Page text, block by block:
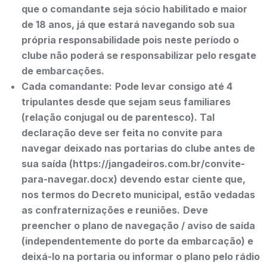
que o comandante seja sócio habilitado e maior
de 18 anos, já que estará navegando sob sua
própria responsabilidade pois neste período o
clube não poderá se responsabilizar pelo resgate
de embarcações.
Cada comandante: Pode levar consigo até 4
tripulantes desde que sejam seus familiares
(relação conjugal ou de parentesco). Tal
declaração deve ser feita no convite para
navegar deixado nas portarias do clube antes de
sua saída (https://jangadeiros.com.br/convite-
para-navegar.docx) devendo estar ciente que,
nos termos do Decreto municipal, estão vedadas
as confraternizações e reuniões. Deve
preencher o plano de navegação / aviso de saída
(independentemente do porte da embarcação) e
deixá-lo na portaria ou informar o plano pelo rádio